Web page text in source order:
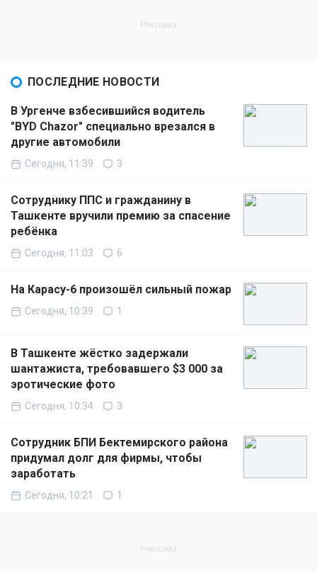
ПОСЛЕДНИЕ НОВОСТИ
В Ургенче взбесившийся водитель
"BYD Chazor" специально врезался в
другие автомобили
Сегодня, 11:39 3
Сотруднику ППС и гражданину в
Ташкенте вручили премию за спасение
ребёнка
Сегодня, 11:03 6
На Карасу-6 произошёл сильный пожар
Сегодня, 10:39 1
В Ташкенте жёстко задержали
шантажиста, требовавшего $3 000 за
эротические фото
Сегодня, 10:34 3
Сотрудник БПИ Бектемирского района
придумал долг для фирмы, чтобы
заработать
Сегодня, 10:21 1